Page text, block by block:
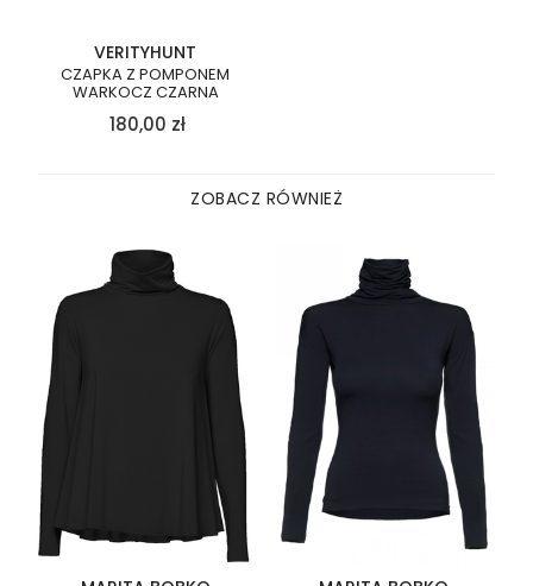
VERITYHUNT
CZAPKA Z POMPONEM
WARKOCZ CZARNA
180,00 zł
ZOBACZ RÓWNIEŻ